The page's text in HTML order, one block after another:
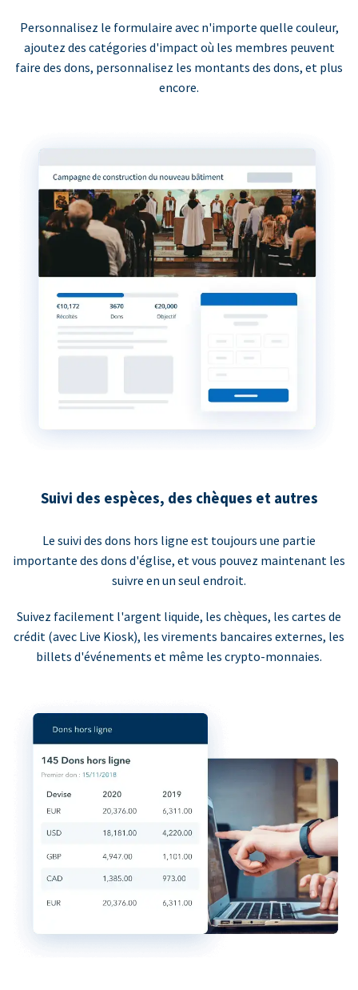
Personnalisez le formulaire avec n'importe quelle couleur,
ajoutez des catégories d'impact où les membres peuvent
faire des dons, personnalisez les montants des dons, et plus
encore.
Suivi des espèces, des chèques et autres
Le suivi des dons hors ligne est toujours une partie
importante des dons d'église, et vous pouvez maintenant les
suivre en un seul endroit.
Suivez facilement l'argent liquide, les chèques, les cartes de
crédit (avec Live Kiosk), les virements bancaires externes, les
billets d'événements et même les crypto-monnaies.